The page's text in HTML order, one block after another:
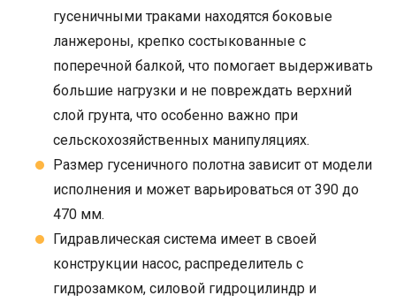
гусеничными траками находятся боковые
ланжероны, крепко состыкованные с
поперечной балкой, что помогает выдерживать
большие нагрузки и не повреждать верхний
слой грунта, что особенно важно при
сельскохозяйственных манипуляциях.
Размер гусеничного полотна зависит от модели
исполнения и может варьироваться от 390 до
470 мм.
Гидравлическая система имеет в своей
конструкции насос, распределитель с
гидрозамком, силовой гидроцилиндр и